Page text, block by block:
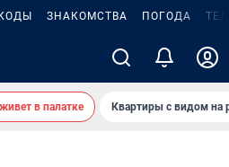
ЗНАКОМСТВА ПОГОДА
в палатке Квартиры с видом на